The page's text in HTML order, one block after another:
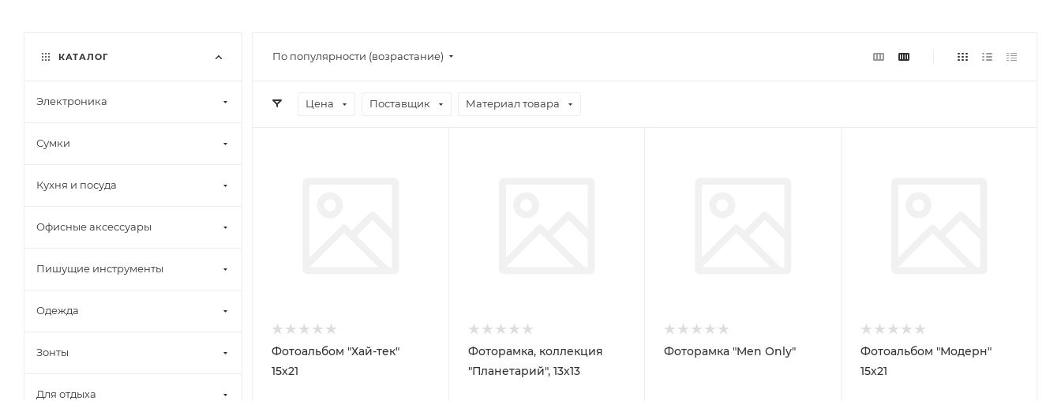
По популярности (возрастание)
Цена Поставщик Материал товара
Фотоальбом "Хай-тек"
15х21
Фоторамка, коллекция
"Планетарий", 13х13
Фоторамка "Men Only"
Фотоальбом "Модерн"
15х21
КАТАЛОГ
Электроника
Сумки
Кухня и посуда
Офисные аксессуары
Пишущие инструменты
Одежда
Зонты
Для отдыха